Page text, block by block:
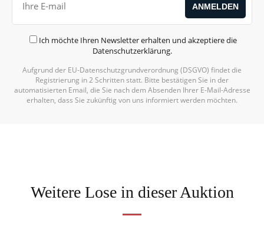
Ich möchte Ihren Newsletter erhalten und akzeptiere die
Datenschutzerklärung.
Aufgrund der EU-Datenschutzgrundverordnung (DSGVO) findet die
Registrierung in 2 Schritten statt. Bitte bestätigen Sie in der
automatisierten Email, die Sie nach dem Absenden Ihrer E-Mail-Adresse
erhalten, dass Sie zukünftig von uns informiert werden möchten.
Weitere Lose in dieser Auktion